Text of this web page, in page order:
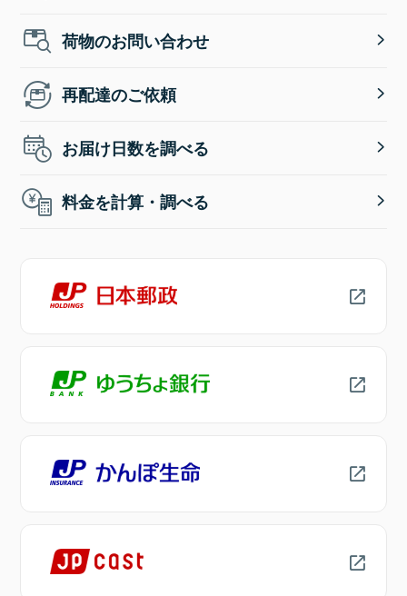
荷物のお問い合わせ
再配達のご依頼
お届け日数を調べる
料金を計算・調べる